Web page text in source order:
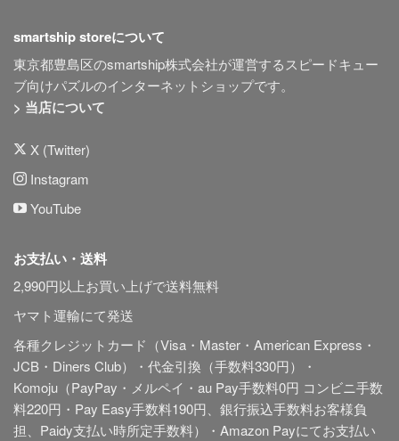
smartship storeについて
東京都豊島区のsmartship株式会社が運営するスピードキュー
ブ向けパズルのインターネットショップです。
> 当店について
X (Twitter)
Instagram
YouTube
お支払い・送料
2,990円以上お買い上げで送料無料
ヤマト運輸にて発送
各種クレジットカード（Visa・Master・American Express・
JCB・Diners Club）・代金引換（手数料330円）・
Komoju（PayPay・メルペイ・au Pay手数料0円 コンビニ手数
料220円・Pay Easy手数料190円、銀行振込手数料お客様負
担、Paidy支払い時所定手数料）・Amazon Payにてお支払い